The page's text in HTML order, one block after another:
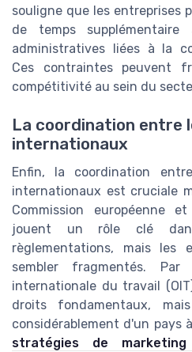
souligne que les entreprises
de temps
administratives liées à la
Ces contraintes peuvent
compétitivité au sein du
La coordination entre
internationaux
Enfin, la coordination
internationaux est cruciale
Commission européenne
jouent un rôle clé
règlementations, mais les
sembler fragmentés. Par
internationale du travail
droits fondamentaux,
considérablement d'un pays
stratégies de marketing